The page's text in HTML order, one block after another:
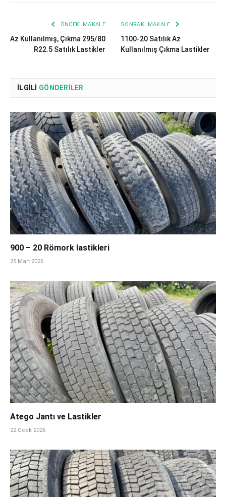
ÖNCEKI MAKALE
Az Kullanılmış, Çıkma 295/80
R22.5 Satılık Lastikler
SONRAKI MAKALE
1100-20 Satılık Az
Kullanılmış Çıkma Lastikler
İLGILI GÖNDERILER
900 – 20 Römork lastikleri
25 Mart 2026
Atego Jantı ve Lastikler
22 Ocak 2026